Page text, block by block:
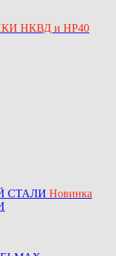
НКВД и НР40
СТАЛИ Новинка